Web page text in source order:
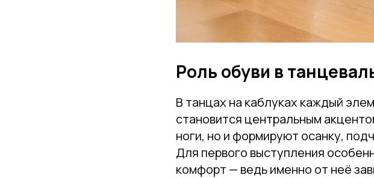
Роль обуви в
В танцах на каблуках каждый
становится центральным
ноги, но и формируют осанку,
Для первого выступления
комфорт — ведь именно от неё